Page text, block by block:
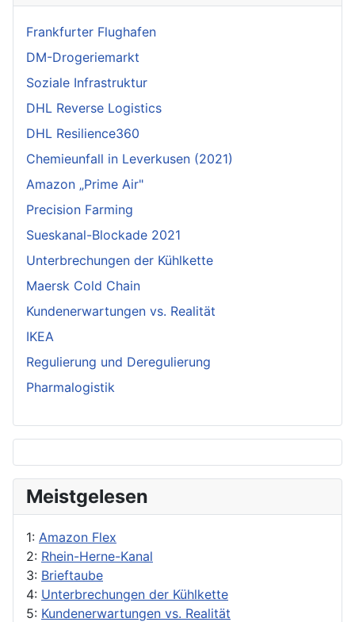
Frankfurter Flughafen
DM-Drogeriemarkt
Soziale Infrastruktur
DHL Reverse Logistics
DHL Resilience360
Chemieunfall in Leverkusen (2021)
Amazon „Prime Air"
Precision Farming
Sueskanal-Blockade 2021
Unterbrechungen der Kühlkette
Maersk Cold Chain
Kundenerwartungen vs. Realität
IKEA
Regulierung und Deregulierung
Pharmalogistik
Meistgelesen
1: Amazon Flex
2: Rhein-Herne-Kanal
3: Brieftaube
4: Unterbrechungen der Kühlkette
5: Kundenerwartungen vs. Realität